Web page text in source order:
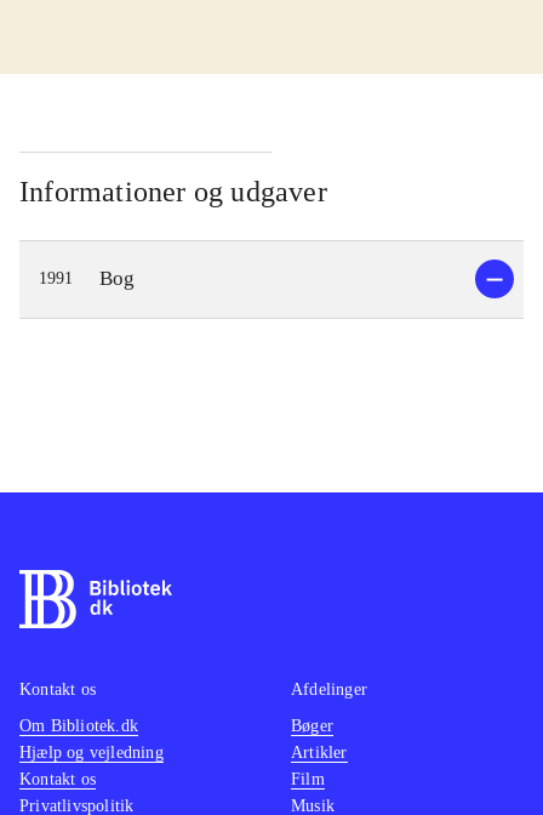
Informationer og udgaver
1991 Bog
Kontakt os
Om Bibliotek.dk
Hjælp og vejledning
Kontakt os
Privatlivspolitik
Afdelinger
Bøger
Artikler
Film
Musik